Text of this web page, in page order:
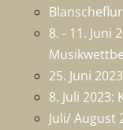
8. - 11. Juni
25. Juni
8. Juli
Juli/ August